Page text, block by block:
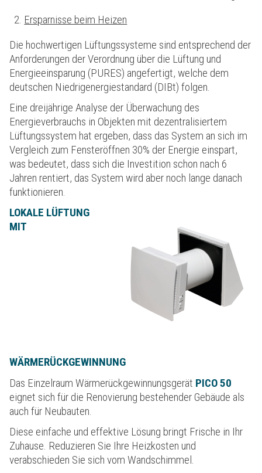
Ersparnisse beim Heizen
Die hochwertigen Lüftungssysteme sind entsprechend der
Anforderungen der Verordnung über die Lüftung und
Energieeinsparung (PURES) angefertigt, welche dem
deutschen Niedrigenergiestandard (DIBt) folgen.
Eine dreijährige Analyse der Überwachung des
Energieverbrauchs in Objekten mit dezentralisiertem
Lüftungssystem hat ergeben, dass das System an sich im
Vergleich zum Fensteröffnen 30% der Energie einspart,
was bedeutet, dass sich die Investition schon nach 6
Jahren rentiert, das System wird aber noch lange danach
funktionieren.
LOKALE LÜFTUNG
MIT
WÄRMERÜCKGEWINNUNG
Das Einzelraum Wärmerückgewinnungsgerät PICO 50
eignet sich für die Renovierung bestehender Gebäude als
auch für Neubauten.
Diese einfache und effektive Lösung bringt Frische in Ihr
Zuhause. Reduzieren Sie Ihre Heizkosten und
verabschieden Sie sich vom Wandschimmel.